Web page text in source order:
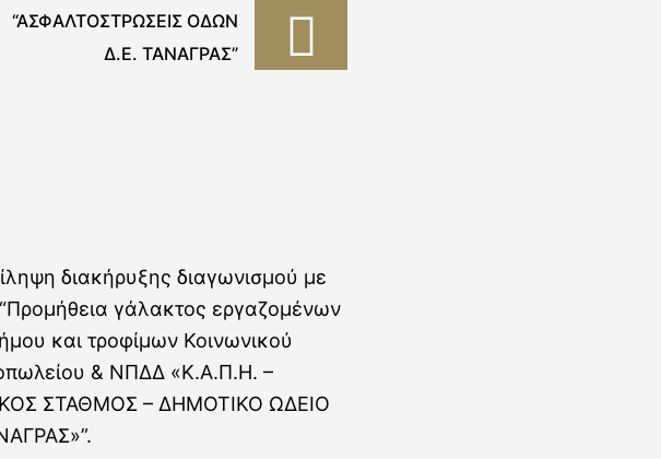
“ΑΣΦΑΛΤΟΣΤΡΩΣΕΙΣ ΟΔΩΝ
Δ.Ε. ΤΑΝΑΓΡΑΣ”